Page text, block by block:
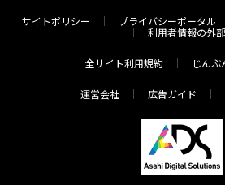
サイトポリシー プライバシーポータル
利用者情報の外
全サイト利用規約 じん
運営会社 広告ガイド